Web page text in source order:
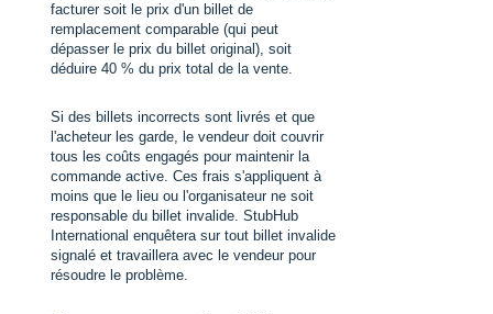
facturer soit le prix d'un billet de
remplacement comparable (qui peut
dépasser le prix du billet original), soit
déduire 40 % du prix total de la vente.
Si des billets incorrects sont livrés et que
l'acheteur les garde, le vendeur doit couvrir
tous les coûts engagés pour maintenir la
commande active. Ces frais s'appliquent à
moins que le lieu ou l'organisateur ne soit
responsable du billet invalide. StubHub
International enquêtera sur tout billet invalide
signalé et travaillera avec le vendeur pour
résoudre le problème.